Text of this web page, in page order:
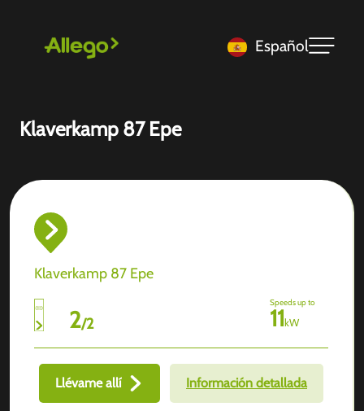
Español
Klaverkamp 87 Epe
Klaverkamp 87 Epe
2/2
Speeds up to
11kW
Llévame allí Información detallada